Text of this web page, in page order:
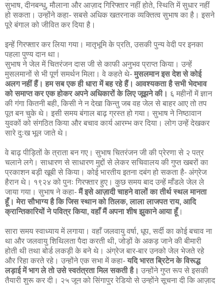
सुभाष, दीनबन्धु, मौलाना और आज़ाद गिरिफ्तार नहीं होते, स्थिति में सुधार नहीं
हो सकता। उन्होंने कहा- सबसे अधिक खतरनाक व्यक्तित्व सुभाष का है। इसने
पूरे बंगाल को जीवित कर दिया है।
इन्हें गिरफ्तार कर लिया गया। मातृभूमि के प्रति, उसकी पुन्य वेदी पर इनका
पहला पुण्य दान था।
सुभाष ने जेल में चितरंजन दास जी से काफी अनुभव प्राप्त किया। उन्हें
मुसलमानों से भी पूर्ण समर्थन मिला। वे कहते थे-मुसलमान इस देश से कोई
अलग नहीं हैं। हम सब एक ही धारा में बह रहे हैं। आवश्यकता है सभी भेदभाव
को समाप्त कर एक होकर अपने अधिकारों के लिए जूझने की। ६ महीनों में ज्ञान
की गंगा कितनी बही, किसी ने न देखा किन्तु जब वह जेल से बाहर आए तो तप
पूत बन चुके थे। इसी समय बंगाल बाढ़ ग्रस्त हो गया। सुभाष ने निष्ठावान
युवकों को संगठित किया और बचाव कार्य आरम्भ कर दिया। लोग उन्हें देखकर
सारे दुःख भूल जाते थे।
वे बाढ़ पीड़ितों के त्राता बन गए। सुभाष चितरंजन जी की प्रेरणा से २ पत्र
चलाने लगे। साधारण से साधारण मुद्दों से लेकर सचिवालय की गुप्त खबरों का
प्रकाशन बड़ी खूबी से किया। कोई भारतीय इतना दबंग हो सकता है- अंग्रेज
हैरान थे। १९२४ को पुनः गिरफ्तार हुए। कुछ समय बाद उन्हें माँडले जेल ले
जाया गया। सुभाष ने कहा-मैं इसे आज़ादी चाहने वालों का तीर्थ स्थल मानता
हूँ। मेरा सौभाग्य है कि जिस स्थान को तिलक, लाला लाजपत राय, आदि
क्रान्तिकारियों ने पवित्र किया, वहाँ मैं अपना शीष झुकाने आया हूँ।
सारा समय स्वाध्याय में लगाया। वहाँ जलवायु वर्षा, धूप, सर्दी का कोई बचाव ना
था और जलवायु शिथिलता पैदा करती थी, जोड़ों के अकड़ जाने की बीमारी
होती थी तथा बोर्ड लकड़ी के बने थे। अंग्रेज बार-बार उनको जेल भेजते रहे
और रिहा करते रहे। उन्होंने एक सभा में कहा-यदि भारत ब्रिटेन के विरूद्ध
लड़ाई में भाग ले तो उसे स्वतंत्रता मिल सकती है। उन्होंने गुप्त रूप से इसकी
तैयारी शुरू कर दी। २५ जून को सिंगापुर रेडियो से उन्होंने सूचना दी कि आज़ाद